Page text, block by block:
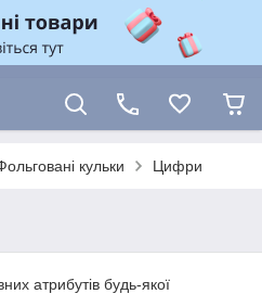
кульки Цифри
атрибутів будь-якої